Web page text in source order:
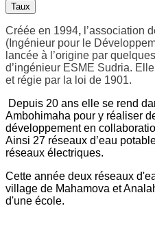
Créée en 1994, l’association
(Ingénieur pour le
lancée à l’origine par
d’ingénieur ESME Sudria.
et régie par la loi de 1901.
Depuis 20 ans elle se rend
Ambohimaha pour y réaliser
développement en
Ainsi 27 réseaux d’eau
réseaux électriques.
Cette année deux réseaux
village de Mahamova et
d'une école.